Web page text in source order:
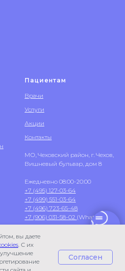
вы даете
. С их
Согласен
Пациентам
Врачи
Услуги
Акции
Контакты
МО, Чеховский район, г. Чехов,
Вишневый бульвар, дом 8
Ежедневно 08:00-20:00
+7 (495) 127-03-64
+7 (499) 551-03-64
+7 (496) 723-65-48
+7 (906) 031-58-02 (WhatsApp)